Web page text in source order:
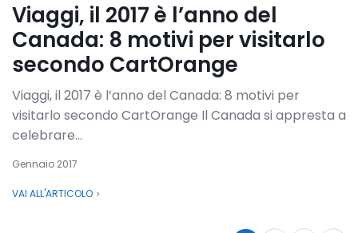
Viaggi, il 2017 è l’anno del
Canada: 8 motivi per visitarlo
secondo CartOrange
Viaggi, il 2017 è l’anno del Canada: 8 motivi per
visitarlo secondo CartOrange Il Canada si appresta a
celebrare...
Gennaio 2017
VAI ALL'ARTICOLO